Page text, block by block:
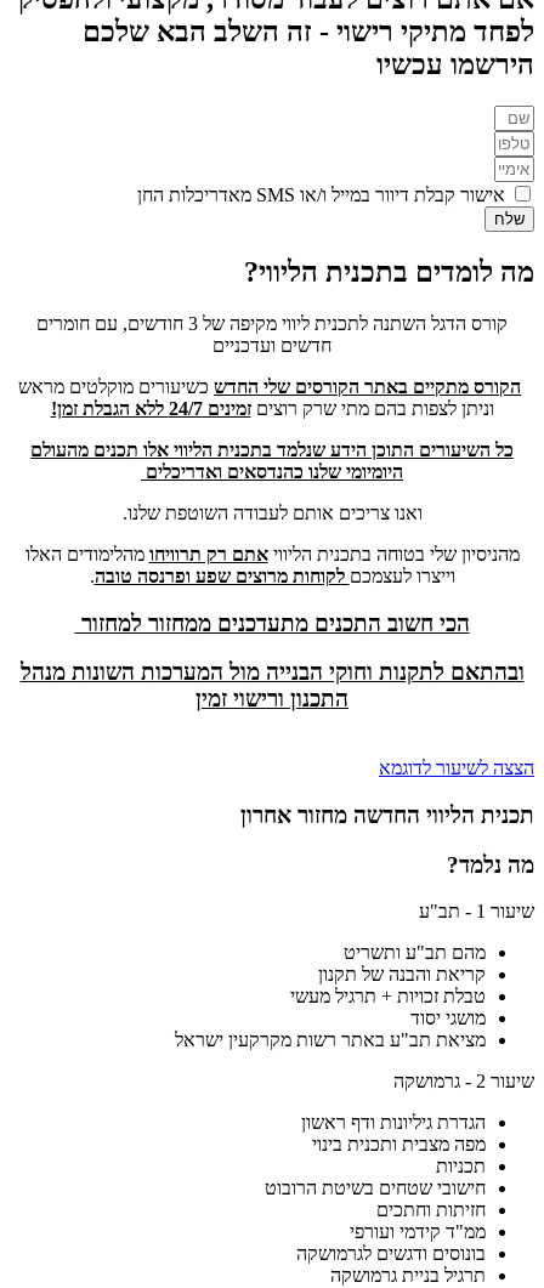
לפחד מתיקי רישוי - זה השלב הבא שלכם
הירשמו עכשיו
אישור קבלת דיוור במייל ו/או SMS מאדריכלות החן
שלח
מה לומדים בתכנית הליווי?
קורס הדגל השתנה לתכנית ליווי מקיפה של 3 חודשים, עם חומרים
חדשים ועדכניים
הקורס מתקיים באתר הקורסים שלי החדש כשיעורים מוקלטים מראש
וניתן לצפות בהם מתי שרק רוציםזמינים 24/7 ללא הגבלת זמן!
כל השיעורים התוכן הידע שנלמד בתכנית הליווי אלו תכנים מהעולם
היומיומי שלנו כהנדסאים ואדריכלים
ואנו צריכים אותם לעבודה השוטפת שלנו.
מהניסיון שלי בטוחה בתכנית הליוויאתם רק תרוויחו מהלימודים האלו
וייצרו לעצמכם לקוחות מרוצים שפע ופרנסה טובה.
הכי חשוב התכנים מתעדכנים ממחזור למחזור
ובהתאם לתקנות וחוקי הבנייה מול המערכות השונות מנהל
התכנון ורישוי זמין
הצצה לשיעור לדוגמא
תכנית הליווי החדשה מחזור אחרון
מה נלמד?
שיעור 1 - תב"ע
מהם תב"ע ותשריט
קריאת והבנה של תקנון
טבלת זכויות + תרגיל מעשי
מושגי יסוד
מציאת תב"ע באתר רשות מקרקעין ישראל
שיעור 2 - גרמושקה
הגדרת גיליונות ודף ראשון
מפה מצבית ותכנית בינוי
תכניות
חישובי שטחים בשיטת הרובוט
חזיתות וחתכים
ממ"ד קידמי ועורפי
בונוסים ודגשים לגרמושקה
תרגיל בניית גרמושקה